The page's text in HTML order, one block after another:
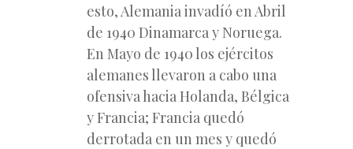
esto, Alemania invadíó en Abril
de 1940 Dinamarca y Noruega.
En Mayo de 1940 los ejércitos
alemanes llevaron a cabo una
ofensiva hacia Holanda, Bélgica
y Francia; Francia quedó
derrotada en un mes y quedó